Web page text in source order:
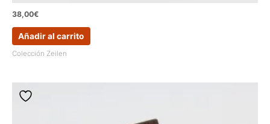
38,00€
Añadir al carrito
Colección Zeilen